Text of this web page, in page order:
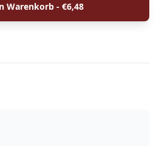
Warenkorb - €6,48